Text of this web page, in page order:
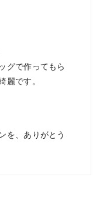
グで作ってもら
麗です。
を、ありがとう